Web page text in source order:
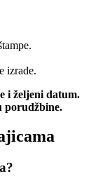
izrade.
i željeni datum.
porudžbine.